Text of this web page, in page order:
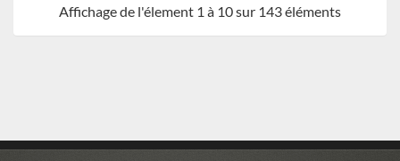
Affichage de l'élement 1 à 10 sur 143 éléments